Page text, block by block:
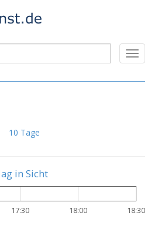
10 Tage
in Sicht
17:30 18:00 18:30